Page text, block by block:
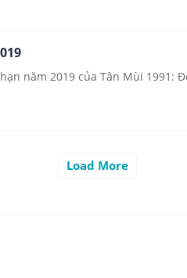
năm 2019 của Tân Mùi
Load More